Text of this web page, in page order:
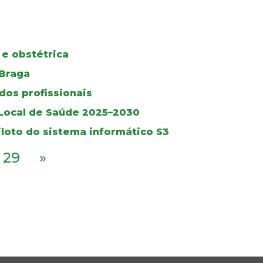
e obstétrica
profissionais
de Saúde 2025–2030
do sistema informático S3
29 »